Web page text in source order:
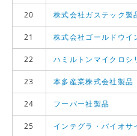
20 株式会社ガステック製
21 株式会社ゴールドウイ
22 ハミルトンマイクロシ
23 本多産業株式会社製品
24 フーバー社製品
25 インテグラ・バイオ